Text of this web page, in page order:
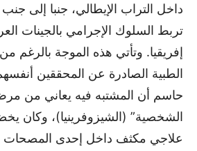
داخل التراب الإيطالي، جنبا إلى
تربط السلوك الإجرامي بالجينات
إفريقيا. وتأتي هذه الموجة بالرغم
الطبية الصادرة عن المحققين
حاسم أن المشتبه فيه يعاني من
الشخصية” (الشيزوفرينيا)، وكان
علاجي مكثف داخل إحدى المصحات